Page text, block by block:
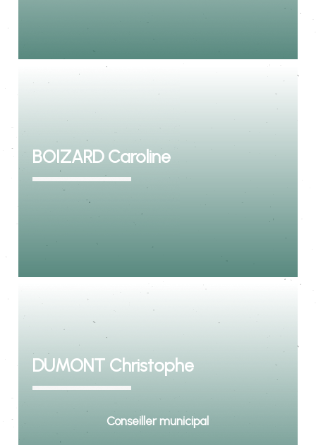
BOIZARD Caroline
DUMONT Christophe
Conseiller municipal